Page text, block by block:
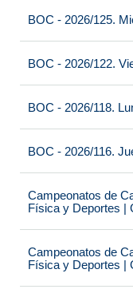
BOC - 2026/125.
BOC - 2026/122.
BOC - 2026/118.
BOC - 2026/116.
Campeonatos de
Física y Deportes |
Campeonatos de
Física y Deportes |